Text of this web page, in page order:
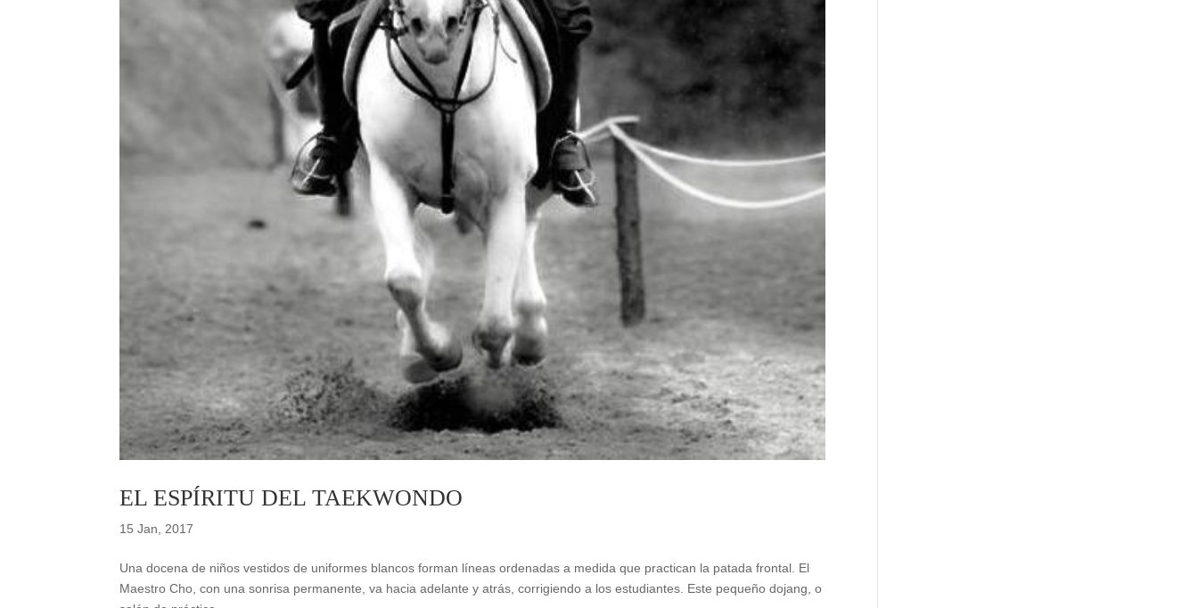
EL ESPÍRITU DEL TAEKWONDO
15 Jan, 2017
Una docena de niños vestidos de uniformes blancos forman líneas ordenadas a medida que practican la patada frontal. El
Maestro Cho, con una sonrisa permanente, va hacia adelante y atrás, corrigiendo a los estudiantes. Este pequeño dojang, o